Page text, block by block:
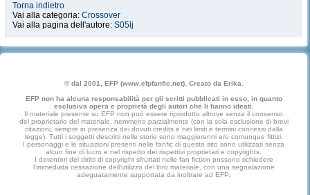
Torna indietro
Vai alla categoria: Crossover
Vai alla pagina dell'autore: S05lj
© dal 2001, EFP (www.efpfanfic.net). Creato da Erika.
EFP non ha alcuna responsabilità per gli scritti pubblicati in esso, in quanto
esclusiva opera e proprietà degli autori che li hanno ideati.
Il materiale presente su EFP non può essere riprodotto altrove senza il consenso
del proprietario del materiale, nemmeno parzialmente (con la sola esclusione di brevi
citazioni, sempre in presenza dei dovuti credits e nei limiti e termini concessi dalla
legge). Tutti i soggetti descritti nelle storie sono maggiorenni e/o comunque fittizi.
I personaggi e le situazioni presenti nelle fanfic di questo sito sono utilizzati senza
alcun fine di lucro e nel rispetto dei rispettivi proprietari e copyrights.
I detentori dei diritti di copyright sfruttati nelle fan fiction possono richiedere
l'immediata cessazione dell'utilizzo del loro materiale, con una segnalazione
adeguatamente supportata da inoltrare ad EFP.